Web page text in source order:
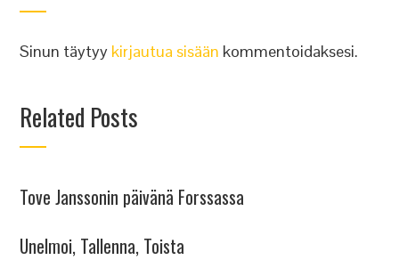
Sinun täytyy kirjautua sisään kommentoidaksesi.
Related Posts
Tove Janssonin päivänä Forssassa
Unelmoi, Tallenna, Toista